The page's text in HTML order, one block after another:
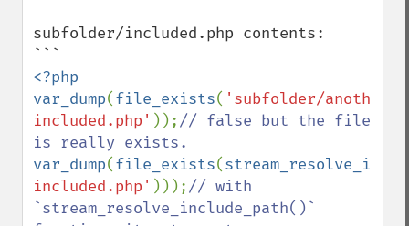
subfolder/included.php contents:
<?php
var_dump(file_exists( 'subfolder/another-
included.php' ));// false but the file
var_dump(file_exists(
included.php' )));// with
`stream_resolve_include_path()`